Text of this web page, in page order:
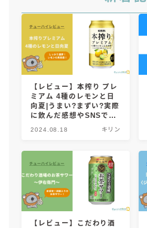
【レビュー】本搾り プレ
ミアム 4種のレモンと日
向夏|うまい?まずい?実際
に飲んだ感想やSNSでの
2024.08.18 キリン
【レビュー】こだわり酒